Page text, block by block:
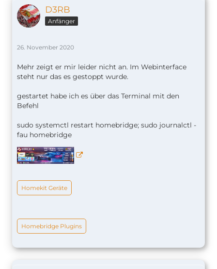
D3RB
Anfänger
26. November 2020
Mehr zeigt er mir leider nicht an. Im Webinterface
steht nur das es gestoppt wurde.
gestartet habe ich es über das Terminal mit den
Befehl
sudo systemctl restart homebridge; sudo journalctl -
fau homebridge
Homekit Geräte
Homebridge Plugins